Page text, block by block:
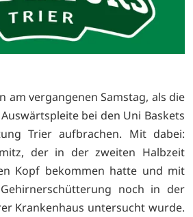
am vergangenen Samstag, als die
bei den Uni Baskets
Trier aufbrachen. Mit dabei:
der in der zweiten Halbzeit
Kopf bekommen hatte und mit
noch in der
Krankenhaus untersucht wurde.